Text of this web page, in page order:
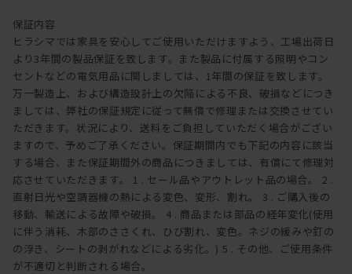
保証内容
ヒラシマでは家具を安心してご使用いただけますよう、工場出荷日
より3年間の製品保証を致します。また製品に付属する照明やコン
セントなどの電気用品に関しましては、1年間の保証を致します。
万一製造上、および構造設計上の欠陥による不良、破損などにつき
ましては、弊社の保証規定に従って無償で修理または交換させてい
ただきます。状況により、送料をご負担していただく場合がござい
ますので、予めご了承ください。保証期間内でも下記の内容に該当
する場合、また保証期間外の商品につきましては、有償にて修理対
応させていただきます。 1 . セール品やアウトレット品の場合。 2 .
直射日光や空調器機の熱による変色、変形、割れ。 3 . ご購入後の
移動、輸送による故障や破損。 4 . 商品または部品の経年変化(使用
に伴う消耗、木部のささくれ、ひび割れ、変色。ネジの緩みや釘の
の浮き、シートの剥がれなどによる劣化。) 5 . その他、ご使用条件
が不適切と判断される場合。